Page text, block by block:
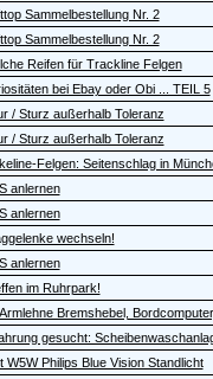
Sammelbestellung Nr. 2
Sammelbestellung Nr. 2
Reifen für Trackline Felgen
bei Ebay oder Obi ... TEIL 5
/ Sturz außerhalb Toleranz
/ Sturz außerhalb Toleranz
Felgen: Seitenschlag in
anlernen
anlernen
wechseln!
anlernen
im Ruhrpark!
Bremshebel,
gesucht:
W5W Philips Blue Vision Standlicht